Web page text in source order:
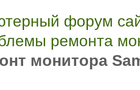
форум
ремонта
монитора